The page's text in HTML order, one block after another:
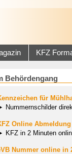
KFZ
Behördengang
für
Nummernschilder
Online Abmeldung
KFZ in 2 Minuten
Nummer online in